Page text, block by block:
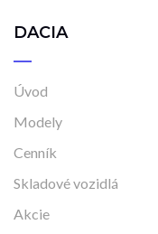
DACIA
Úvod
Modely
Cenník
Skladové vozidlá
Akcie